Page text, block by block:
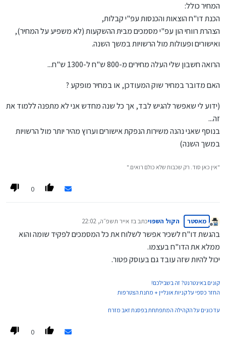
המחיר כולל:
הכנת דו"ח הוצאות והכנסות עפ"י קבלות,
הצהרת רווחי הון עפ"י מסמכים מבית ההשקעות (לא משפיע על המחיר),
ואישורים ופעולות מול הרשויות במשך השנה.
הרואה חשבון שלי העלה מחירים מ-800 ש"ח ל-1300 ש"ח...
האם מדובר במחיר שוק המעודכן, או במחיר מופקע ?
(ידוע לי שאפשר להגיש לבד, אך כל שנה מחדש אני לא מתפנה ללמוד את
זה...
בנוסף שאני נהנה משירות הנפקת אישורים וערוץ מהיר יותר מול הרשויות
במשך השנה)
"אין כאן סוד. רק שכבות שלא כולם רואים."
0
מנותק
מאסטר הקול השפויכתב בז אייר תשפ״ה, 22:02
נערך לאחרונה על ידי
בהגשת דו"ח לשכיר אפשר לשלוח את כל המסמכים לפקיד שומה והוא
ממלא את הדו"ח בעצמו.
יכול להיות שזה עובד גם בעוסק פטור.
קונים באינטרנט? זה בשבילכם!
החזר כספי על קניות אונליין + מתנת הצטרפות
עדכונים על הקהילה המתפתחת בפסגת זאב מזרח
0